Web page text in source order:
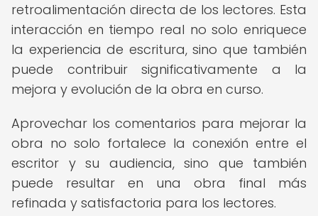
retroalimentación directa de los lectores. Esta
interacción en tiempo real no solo enriquece
la experiencia de escritura, sino que también
puede contribuir significativamente a la
mejora y evolución de la obra en curso.
Aprovechar los comentarios para mejorar la
obra no solo fortalece la conexión entre el
escritor y su audiencia, sino que también
puede resultar en una obra final más
refinada y satisfactoria para los lectores.